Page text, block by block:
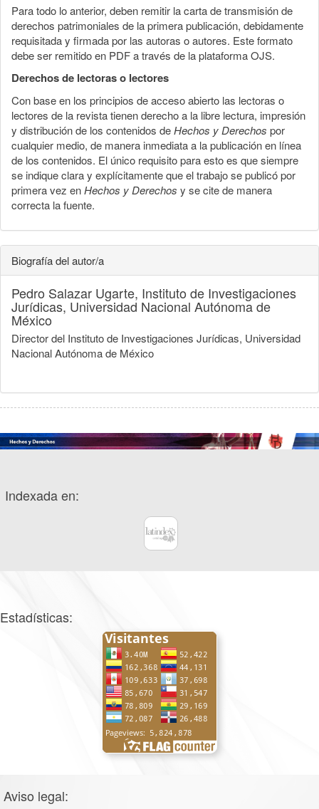
Para todo lo anterior, deben remitir la carta de transmisión de
derechos patrimoniales de la primera publicación, debidamente
requisitada y firmada por las autoras o autores. Este formato
debe ser remitido en PDF a través de la plataforma OJS.
Derechos de lectoras o lectores
Con base en los principios de acceso abierto las lectoras o
lectores de la revista tienen derecho a la libre lectura, impresión
y distribución de los contenidos deHechos y Derechos por
cualquier medio, de manera inmediata a la publicación en línea
de los contenidos. El único requisito para esto es que siempre
se indique clara y explícitamente que el trabajo se publicó por
primera vez enHechos y Derechos y se cite de manera
correcta la fuente.
Biografía del autor/a
Pedro Salazar Ugarte, Instituto de Investigaciones
Jurídicas, Universidad Nacional Autónoma de
México
Director del Instituto de Investigaciones Jurídicas, Universidad
Nacional Autónoma de México
Indexada en:
Estadísticas:
Aviso legal: